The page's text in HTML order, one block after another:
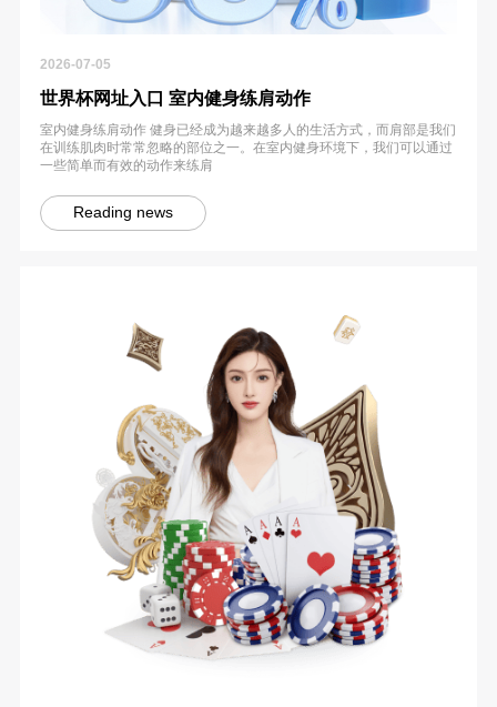
2026-07-05
世界杯网址入口 室内健身练肩动作
室内健身练肩动作 健身已经成为越来越多人的生活方式，而肩部是我们
在训练肌肉时常常忽略的部位之一。在室内健身环境下，我们可以通过
一些简单而有效的动作来练肩
Reading news